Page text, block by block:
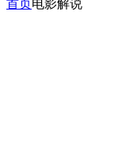
首页电影解说